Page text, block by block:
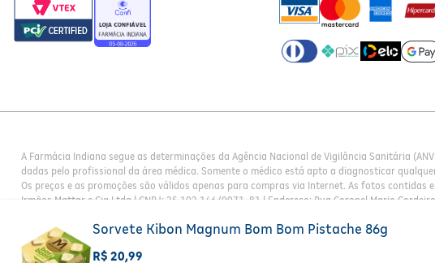
Sorvete Kibon Magnum Bom Bom Pistache 86g
R$ 20,99
A Farmácia Indiana segue as determinações da Agência Nacional de Vigilância Sanitária
dadas pelo profissional da área médica. Somente o médico está apto a diagnosticar
Os preços e as promoções são válidos apenas para compras via Internet. As fotos
Irmãos Mattar e Cia Ltda | CNPJ: 25.102.146/0071-81 | Endereço: Rua Coronel Mario